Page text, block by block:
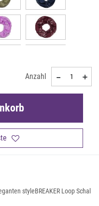
Anzahl
styleBREAKER Loop Schal